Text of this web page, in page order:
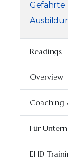
Gefährte
Readings
Overview
Coaching
Für
EHD